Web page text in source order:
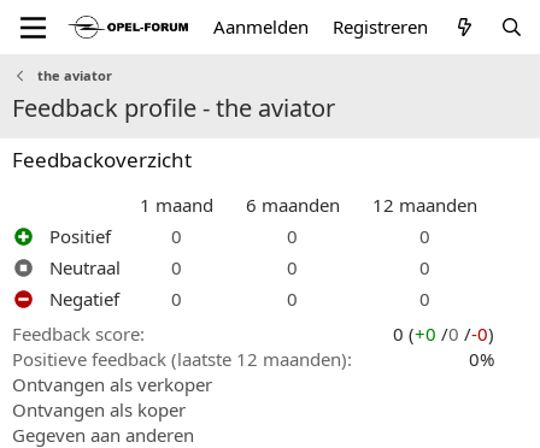
Aanmelden Registreren
the aviator
Feedback profile - the aviator
Feedbackoverzicht
1 maand 6 maanden
12 maanden
Positief
0 0
0
Neutraal
0 0
0
Negatief
0 0
0
Feedback score
0 (+0 /0 /-0)
Positieve feedback (laatste 12 maanden)
0%
Ontvangen als verkoper
Ontvangen als koper
Gegeven aan anderen